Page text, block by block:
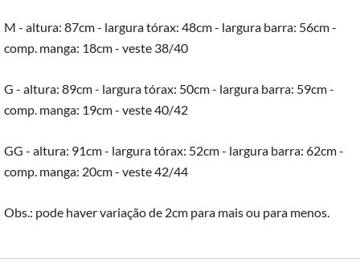
M - altura: 87cm - largura tórax: 48cm - largura barra: 56cm -
comp. manga: 18cm - veste 38/40
G - altura: 89cm - largura tórax: 50cm - largura barra: 59cm -
comp. manga: 19cm - veste 40/42
GG - altura: 91cm - largura tórax: 52cm - largura barra: 62cm -
comp. manga: 20cm - veste 42/44
Obs.: pode haver variação de 2cm para mais ou para menos.